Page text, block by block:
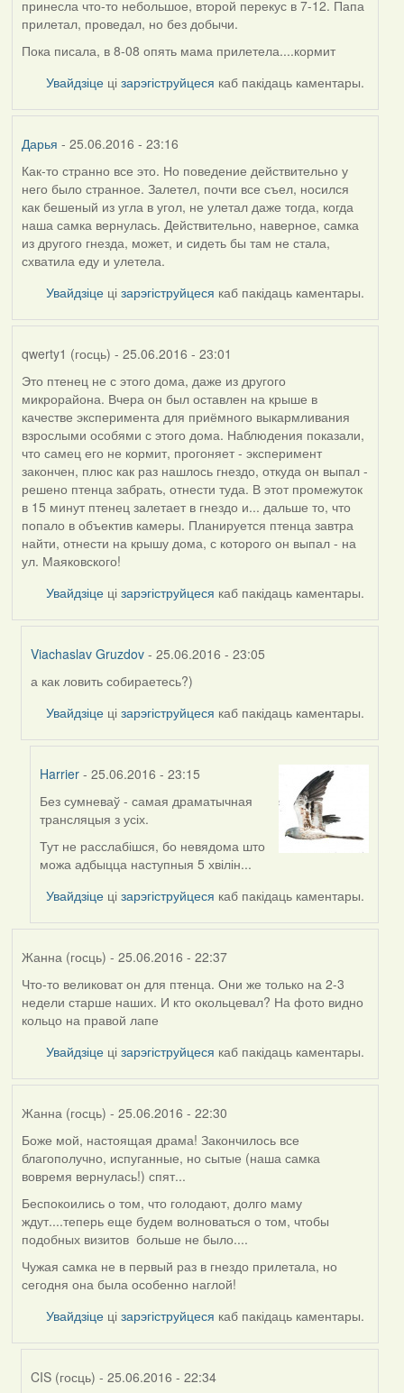
принесла что-то небольшое, второй перекус в 7-12. Папа
прилетал, проведал, но без добычи.
Пока писала, в 8-08 опять мама прилетела....кормит
Увайдзіце цізарэгіструйцеся каб пакідаць каментары.
Дарья - 25.06.2016 - 23:16
Как-то странно все это. Но поведение действительно у
него было странное. Залетел, почти все съел, носился
как бешеный из угла в угол, не улетал даже тогда, когда
наша самка вернулась. Действительно, наверное, самка
из другого гнезда, может, и сидеть бы там не стала,
схватила еду и улетела.
Увайдзіце цізарэгіструйцеся каб пакідаць каментары.
qwerty1 (госць) - 25.06.2016 - 23:01
Это птенец не с этого дома, даже из другого
микрорайона. Вчера он был оставлен на крыше в
качестве эксперимента для приёмного выкармливания
взрослыми особями с этого дома. Наблюдения показали,
что самец его не кормит, прогоняет - эксперимент
закончен, плюс как раз нашлось гнездо, откуда он выпал -
решено птенца забрать, отнести туда. В этот промежуток
в 15 минут птенец залетает в гнездо и... дальше то, что
попало в объектив камеры. Планируется птенца завтра
найти, отнести на крышу дома, с которого он выпал - на
ул. Маяковского!
Увайдзіце цізарэгіструйцеся каб пакідаць каментары.
Viachaslav Gruzdov - 25.06.2016 - 23:05
In
reply
by
(госць)
а как ловить собираетесь?)
Увайдзіце цізарэгіструйцеся каб пакідаць каментары.
Harrier - 25.06.2016 - 23:15
In
reply
to
by
Gruzdov
Без сумневаў - самая драматычная
трансляцыя з усіх.
Тут не расслабішся, бо невядома што
можа адбыцца наступныя 5 хвілін...
Увайдзіце цізарэгіструйцеся каб пакідаць каментары.
Жанна (госць) - 25.06.2016 - 22:37
Что-то великоват он для птенца. Они же только на 2-3
недели старше наших. И кто окольцевал? На фото видно
кольцо на правой лапе
Увайдзіце цізарэгіструйцеся каб пакідаць каментары.
Жанна (госць) - 25.06.2016 - 22:30
Боже мой, настоящая драма! Закончилось все
благополучно, испуганные, но сытые (наша самка
вовремя вернулась!) спят...
Беспокоились о том, что голодают, долго маму
ждут....теперь еще будем волноваться о том, чтобы
подобных визитов больше не было....
Чужая самка не в первый раз в гнездо прилетала, но
сегодня она была особенно наглой!
Увайдзіце цізарэгіструйцеся каб пакідаць каментары.
CIS (госць) - 25.06.2016 - 22:34